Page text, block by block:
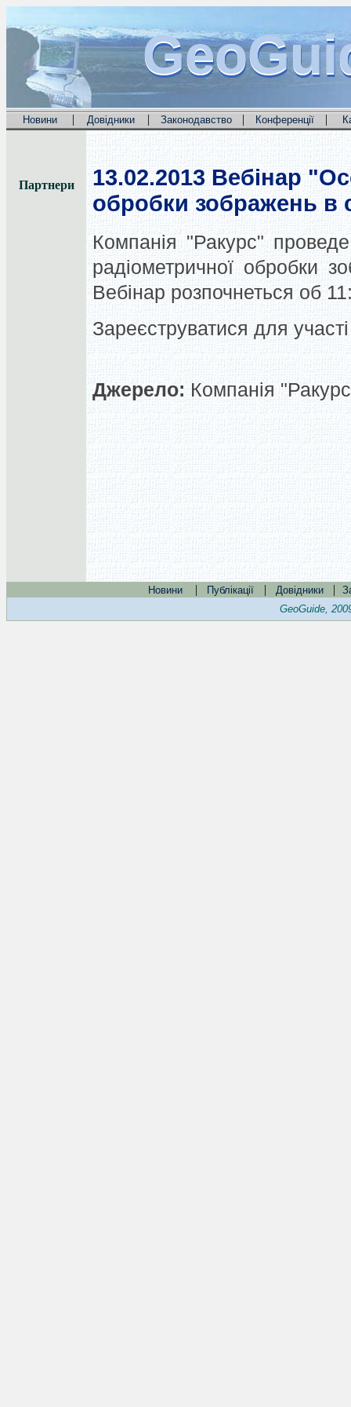
Новини | Довідники | Законодавство | Конференції |
Партнери 13.02.2013 Вебінар
обробки зображень в
Компанія "Ракурс"
радіометричної обробки
Вебінар розпочнеться об
Зареєструватися для
Джерело: Компанія
Новини | Публікації | Довідники |
GeoGuide,